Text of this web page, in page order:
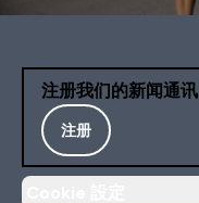
注册我们的新闻通讯
注册